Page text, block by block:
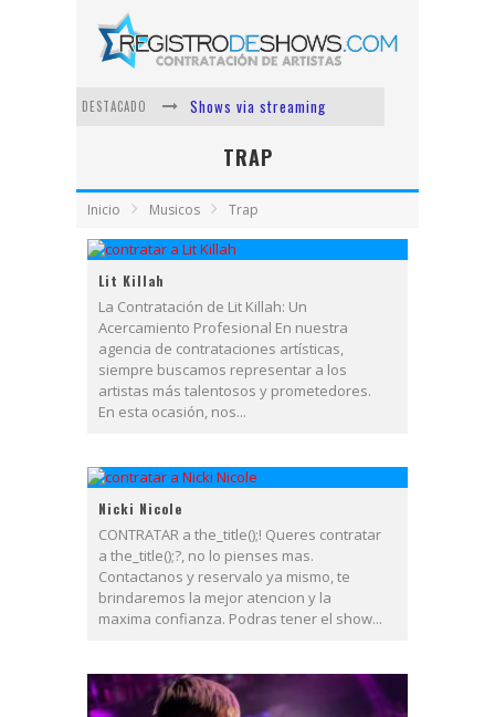
DESTACADO
Shows via streaming
Lit Killah
Nicki Nicole
Vi Em
Los Ángeles Azules
TRAP
Inicio Musicos Trap
Lit Killah
La Contratación de Lit Killah: Un
Acercamiento Profesional En nuestra
agencia de contrataciones artísticas,
siempre buscamos representar a los
artistas más talentosos y prometedores.
En esta ocasión, nos...
Nicki Nicole
CONTRATAR a the_title();! Queres contratar
a the_title();?, no lo pienses mas.
Contactanos y reservalo ya mismo, te
brindaremos la mejor atencion y la
maxima confianza. Podras tener el show...